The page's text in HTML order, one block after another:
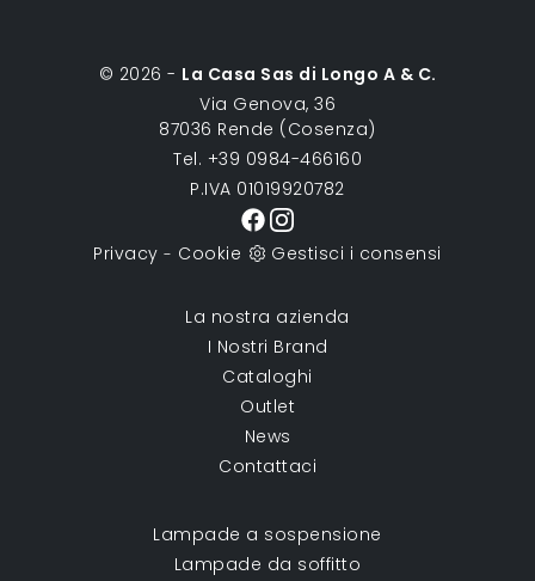
© 2026 - La Casa Sas di Longo A & C.
Via Genova, 36
87036 Rende (Cosenza)
Tel. +39 0984-466160
P.IVA 01019920782
Privacy - Cookie Gestisci i consensi
La nostra azienda
I Nostri Brand
Cataloghi
Outlet
News
Contattaci
Lampade a sospensione
Lampade da soffitto